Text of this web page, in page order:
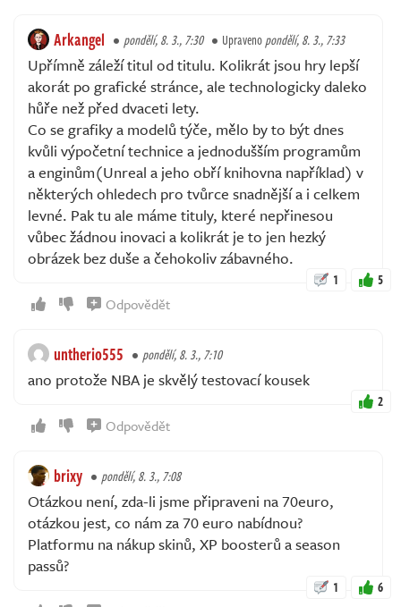
Arkangel pondělí, 8. 3., 7:30 Upravenopondělí, 8. 3., 7:33
Upřímně záleží titul od titulu. Kolikrát jsou hry lepší
akorát po grafické stránce, ale technologicky daleko
hůře než před dvaceti lety.
Co se grafiky a modelů týče, mělo by to být dnes
kvůli výpočetní technice a jednodušším programům
a enginům(Unreal a jeho obří knihovna například) v
některých ohledech pro tvůrce snadnější a i celkem
levné. Pak tu ale máme tituly, které nepřinesou
vůbec žádnou inovaci a kolikrát je to jen hezký
obrázek bez duše a čehokoliv zábavného.
1 5
Odpovědět
untherio555 pondělí, 8. 3., 7:10
ano protože NBA je skvělý testovací kousek
2
Odpovědět
brixy pondělí, 8. 3., 7:08
Otázkou není, zda-li jsme připraveni na 70euro,
otázkou jest, co nám za 70 euro nabídnou?
Platformu na nákup skinů, XP boosterů a season
passů?
1 6